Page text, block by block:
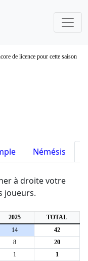
de licence pour cette saison
Némésis
à droite votre
joueurs.
2025
TOTAL
14
42
8
20
1
1